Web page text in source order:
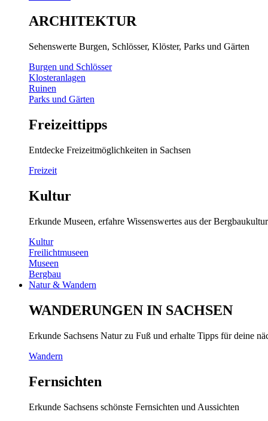
ARCHITEKTUR
Sehenswerte Burgen, Schlösser, Klöster, Parks und Gärten
Burgen und Schlösser
Klosteranlagen
Ruinen
Parks und Gärten
Freizeittipps
Entdecke Freizeitmöglichkeiten in Sachsen
Freizeit
Kultur
Erkunde Museen, erfahre Wissenswertes aus der
Kultur
Freilichtmuseen
Museen
Bergbau
Natur & Wandern
WANDERUNGEN IN SACHSEN
Erkunde Sachsens Natur zu Fuß und erhalte Tipps für deine
Wandern
Fernsichten
Erkunde Sachsens schönste Fernsichten und Aussichten